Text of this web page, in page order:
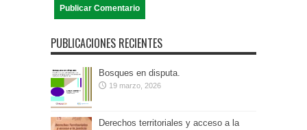
PUBLICACIONES RECIENTES
Bosques en disputa.
19 marzo, 2026
Derechos territoriales y acceso a la